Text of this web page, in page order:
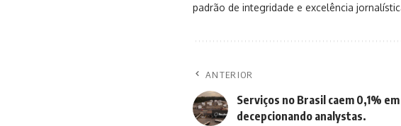
padrão de integridade e excelência
ANTERIOR
Serviços no Brasil caem 0,1%
decepcionando analystas.